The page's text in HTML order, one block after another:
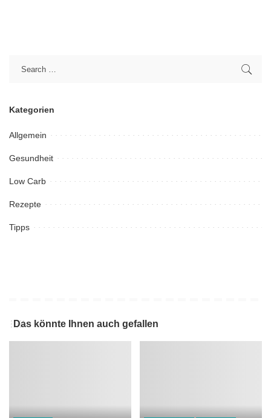
Kategorien
Allgemein
Gesundheit
Low Carb
Rezepte
Tipps
Das könnte Ihnen auch gefallen